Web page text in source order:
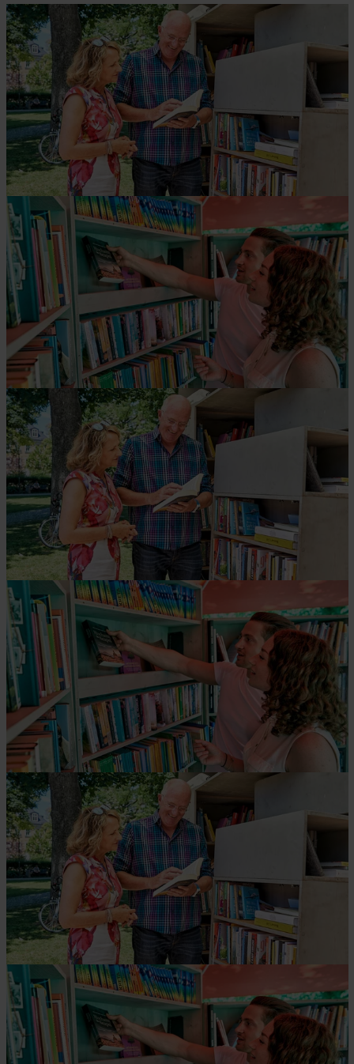
Zwei Personen entdecken in einem grünen Park ein
Büchertauschregal und lesen gemeinsam in einem
Buch – ein stimmungsvolles Erlebnis für Gäste und
Einheimische.
© Florian Trykowski
Zwei Gäste stöbern in einer Bibliothek, betrachten
die Bücherregale und heben interessiert ein Buch
heraus.
© Florian Trykowski
Zwei Personen entdecken in einem grünen Park ein
Büchertauschregal und lesen gemeinsam in einem
Buch – ein stimmungsvolles Erlebnis für Gäste und
Einheimische.
© Florian Trykowski
Zwei Gäste stöbern in einer Bibliothek, betrachten
die Bücherregale und heben interessiert ein Buch
heraus.
© Florian Trykowski
Zwei Personen entdecken in einem grünen Park ein
Büchertauschregal und lesen gemeinsam in einem
Buch – ein stimmungsvolles Erlebnis für Gäste und
Einheimische.
© Florian Trykowski